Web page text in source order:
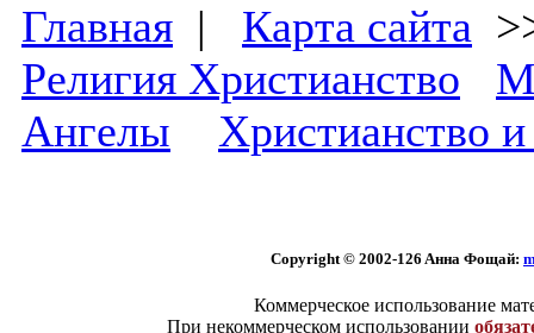
Главная | Карта сайта
Религия Христианство
Ангелы
Христианство и
Copyright © 2002-126 Aннa Фoщaй:
Коммерческое использование
При некоммерческом использовании